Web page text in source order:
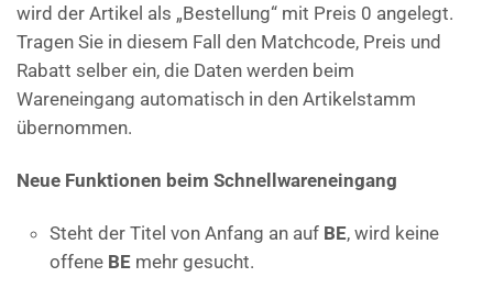
wird der Artikel als „Bestellung“ mit Preis 0 angelegt.
Tragen Sie in diesem Fall den Matchcode, Preis und
Rabatt selber ein, die Daten werden beim
Wareneingang automatisch in den Artikelstamm
übernommen.
Neue Funktionen beim Schnellwareneingang
Steht der Titel von Anfang an auf BE, wird keine
offene BE mehr gesucht.